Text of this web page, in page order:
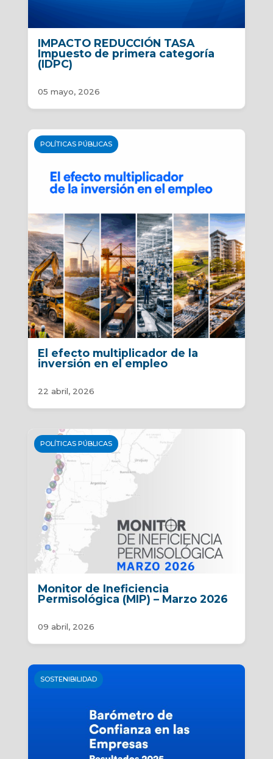
IMPACTO REDUCCIÓN TASA
Impuesto de primera categoría
(IDPC)
05 mayo, 2026
POLÍTICAS PÚBLICAS
El efecto multiplicador de la
inversión en el empleo
22 abril, 2026
POLÍTICAS PÚBLICAS
Monitor de Ineficiencia
Permisológica (MIP) – Marzo 2026
09 abril, 2026
SOSTENIBILIDAD